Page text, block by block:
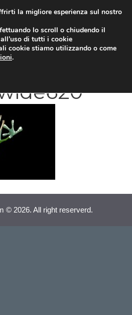
© 2026. All right reserverd.
la migliore esperienza sul nostro
lo scroll o chiudendo il
di tutti i cookie
cookie stiamo utilizzando o come
.